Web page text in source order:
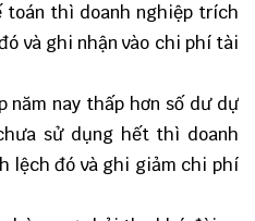
toán thì doanh nghiệp trích
và ghi nhận vào chi phí tài
năm nay thấp hơn số dư dự
sử dụng hết thì doanh
lệch đó và ghi giảm chi phí